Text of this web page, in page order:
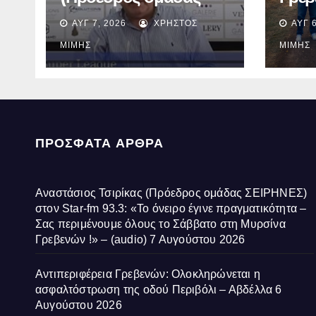
ΣΕΙΡΗΝΕΣ) στον Star-
fm 93.3: «Το όνειρο
έγινε πραγματικότητα –
Σας περιμένουμε
Μυρσίνα Γρεβενών !» –
ΑΥΓ 7, 2026 ΧΡΉΣΤΟΣ
ΜΊΜΗΣ
ΑΥΓ
ΜΊΜΗΣ
ΠΡΌΣΦΑΤΑ ΆΡΘΡΑ
Αναστάσιος Τσιρίκας (Πρόεδρος ομάδας ΣΕΙΡΗΝΕΣ)
στον Star-fm 93.3: «Το όνειρο έγινε πραγματικότητα –
Σας περιμένουμε όλους το Σάββατο στη Μυρσίνα
Γρεβενών !» – (audio) 7 Αυγούστου 2026
Αντιπεριφέρεια Γρεβενών: Ολοκληρώνεται η
ασφαλτόστρωση της οδού Περιβόλι – Αβδέλλα 6
Αυγούστου 2026